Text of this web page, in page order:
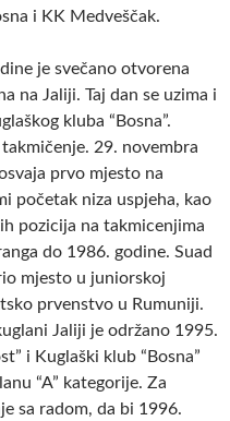
i KK Medveščak.
je svečano otvorena
na Jaliji. Taj dan se uzima i
kluba “Bosna”.
29. novembra
prvo mjesto na
početak niza uspjeha, kao
pozicija na takmicenjima
do 1986. godine. Suad
mjesto u juniorskoj
prvenstvo u Rumuniji.
Jaliji je održano 1995.
i Kuglaški klub “Bosna”
“A” kategorije. Za
sa radom, da bi 1996.